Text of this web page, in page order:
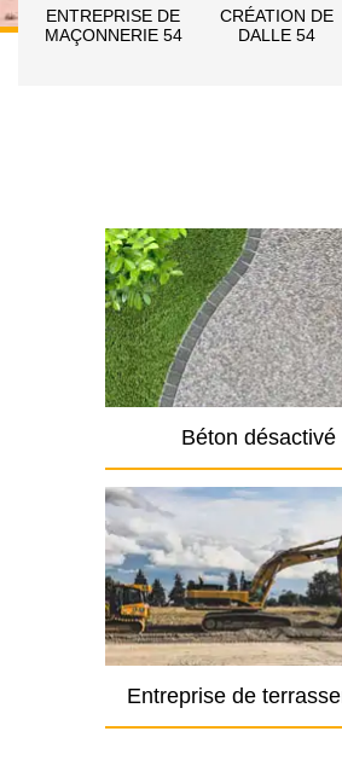
ENTREPRISE DE
MAÇONNERIE 54
CRÉATION DE
DALLE 54
Béton désactivé
Entreprise de